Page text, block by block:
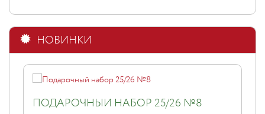
НОВИНКИ
ПОДАРОЧНЫЙ НАБОР 25/26 №8